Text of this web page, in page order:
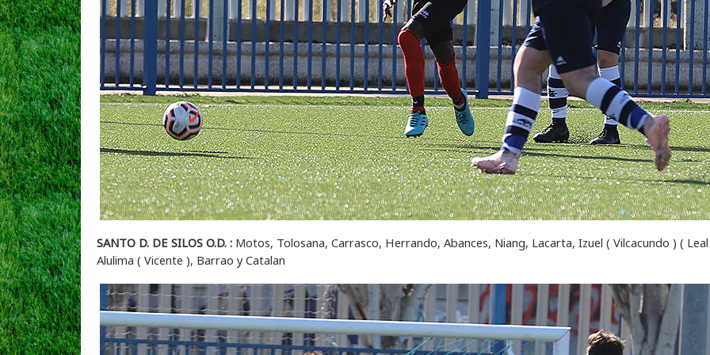
SANTO D. DE SILOS O.D. : Motos, Tolosana, Carrasco, Herrando, Abances, Niang, Lacarta, Izuel ( Vilcacundo ) (
Alulima ( Vicente ), Barrao y Catalan